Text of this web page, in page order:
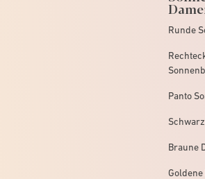
Runde
Panto
Braune